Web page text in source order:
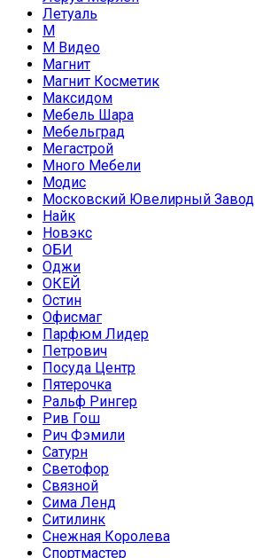
Летуаль
М
М Видео
Магнит
Магнит Косметик
Максидом
Мебель Шара
Мебельград
Мегастрой
Много Мебели
Модис
Московский Ювелирный Завод
Найк
Новэкс
ОБИ
Оджи
ОКЕЙ
Остин
Офисмаг
Парфюм Лидер
Петрович
Посуда Центр
Пятерочка
Ральф Рингер
Рив Гош
Рич Фэмили
Сатурн
Светофор
Связной
Сима Ленд
Ситилинк
Снежная Королева
Спортмастер